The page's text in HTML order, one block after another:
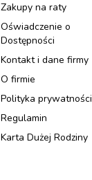
Zakupy na raty
Oświadczenie o
Dostępności
Kontakt i dane firmy
O firmie
Polityka prywatności
Regulamin
Karta Dużej Rodziny